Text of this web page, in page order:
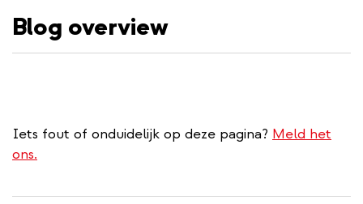
inhoud
gaan
Blog overview
Iets fout of onduidelijk op deze pagina? Meld het
ons.